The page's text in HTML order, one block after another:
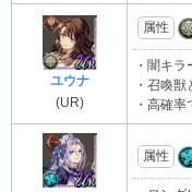
ユウナ
(UR)
属性
・闇キ
・召喚
・高確
属性